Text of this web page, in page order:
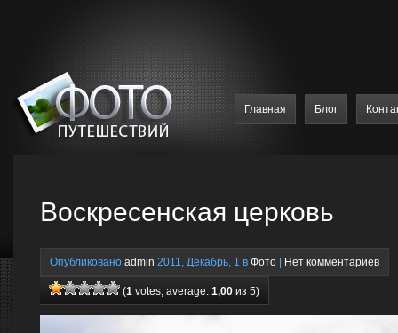
Главная Блог
Воскресенская церковь
Опубликовано admin 2011, Декабрь, 1 в Фото Нет комментариев
(1 votes, average: 1,00 из 5)